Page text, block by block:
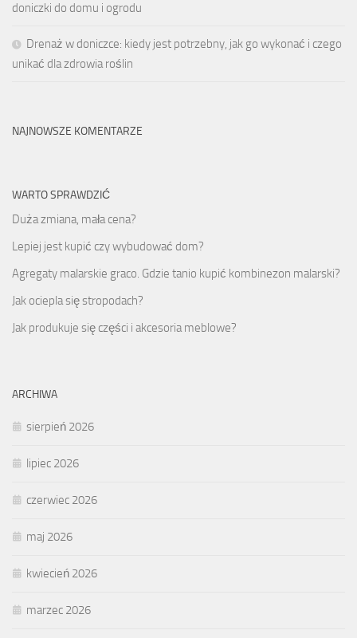
doniczki do domu i ogrodu
Drenaż w doniczce: kiedy jest potrzebny, jak go wykonać i czego
unikać dla zdrowia roślin
NAJNOWSZE KOMENTARZE
WARTO SPRAWDZIĆ
Duża zmiana, mała cena?
Lepiej jest kupić czy wybudować dom?
Agregaty malarskie graco. Gdzie tanio kupić kombinezon malarski?
Jak ociepla się stropodach?
Jak produkuje się części i akcesoria meblowe?
ARCHIWA
sierpień 2026
lipiec 2026
czerwiec 2026
maj 2026
kwiecień 2026
marzec 2026